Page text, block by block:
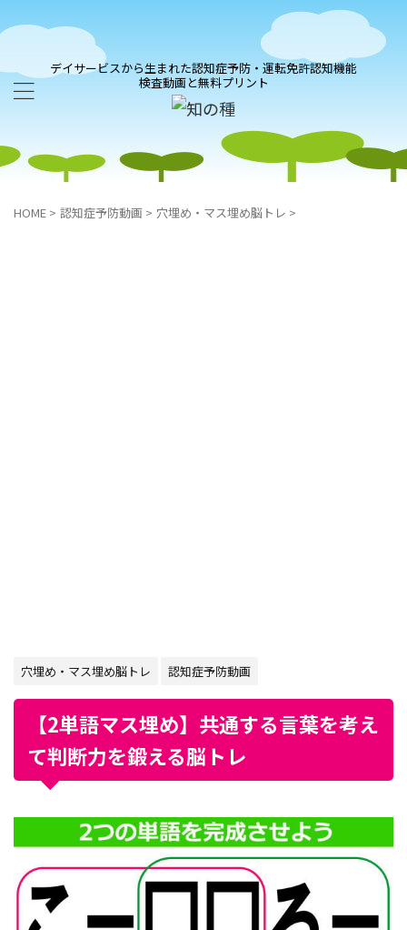
デイサービスから生まれた認知症予防・運転免許認知機能
検査動画と無料プリント
HOME > 認知症予防動画 > 穴埋め・マス埋め脳トレ >
穴埋め・マス埋め脳トレ 認知症予防動画
【2単語マス埋め】共通する言葉を考え
て判断力を鍛える脳トレ